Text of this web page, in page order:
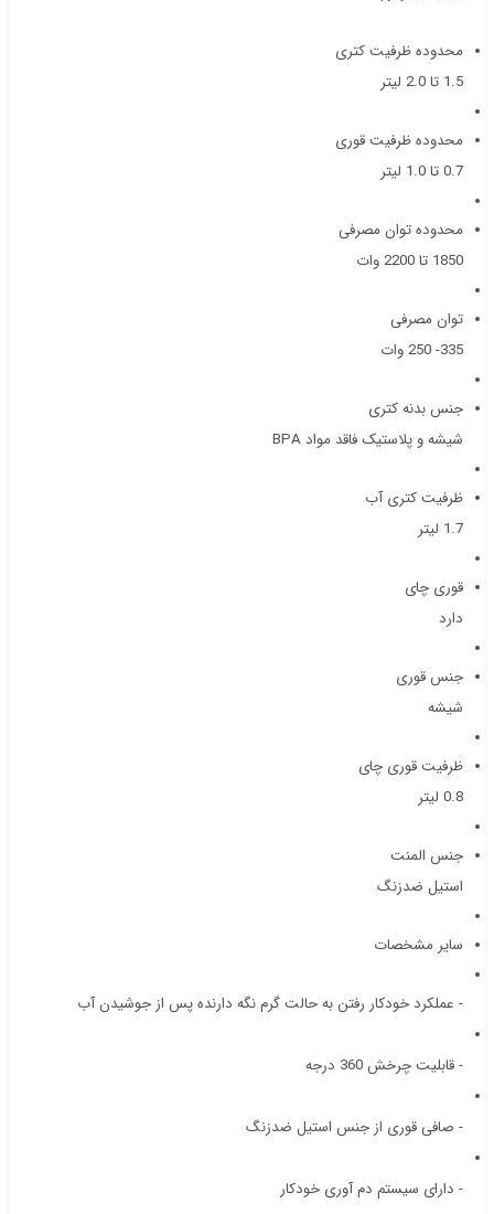
محدوده ظرفیت کتری
1.5 تا 2.0 لیتر
محدوده ظرفیت قوری
0.7 تا 1.0 لیتر
محدوده توان مصرفی
1850 تا 2200 وات
توان مصرفی
335- 250 وات
جنس بدنه کتری
شیشه و پلاستیک فاقد مواد BPA
ظرفیت کتری آب
1.7 لیتر
قوری چای
دارد
جنس قوری
شیشه
ظرفیت قوری چای
0.8 لیتر
جنس المنت
استیل ضدزنگ
سایر مشخصات
- عملکرد خودکار رفتن به حالت گرم نگه دارنده پس از جوشیدن آب
- قابلیت چرخش 360 درجه
- صافی قوری از جنس استیل ضدزنگ
- دارای سیستم دم آوری خودکار